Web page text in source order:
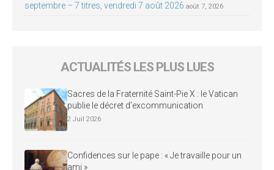
septembre – 7 titres, vendredi 7 août 2026 août 7, 2026
ACTUALITÉS LES PLUS LUES
Sacres de la Fraternité Saint-Pie X : le Vatican
publie le décret d’excommunication
2 Juil 2026
Confidences sur le pape : « Je travaille pour un
ami »